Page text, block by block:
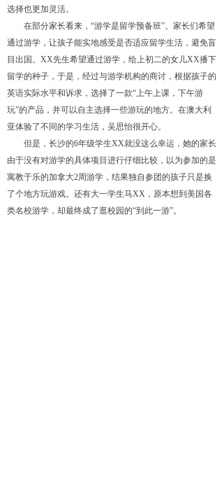
选择也更加灵活。
在部分家长看来 ， “游学是留学预备班”。家长们希望
通过游学，让孩子能实地感受是否适应留学生活，避免盲
目出国。 XX先生希望通过游学，给上初二的女儿XX播下
留学的种子，于是，经过与游学机构的商讨，根据孩子的
英语实际水平和诉求，选择了一款“上午上课，下午游
玩”的产品，并可以自主选择一些游玩的地方。在澳大利
亚体验了不同的学习生活，吴思怡很开心。
但是，长沙的6年级学生XX就没这么幸运，她的家长
由于没有对游学的具体项目进行仔细比较，以为参加的是
寓教于乐的加拿大2周游学，结果独自参团的孩子只是换
了个地方玩游戏。还有大一学生马XX ，原本想到美国各
类名校游学，却最终成了逛校园的“到此一游”。